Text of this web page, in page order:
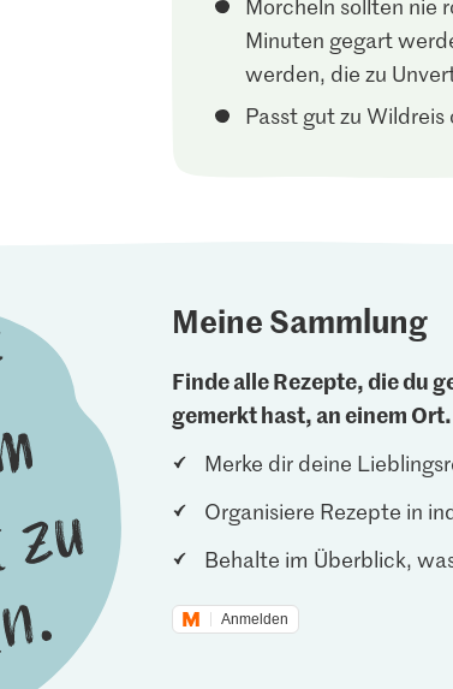
Morcheln sollten nie
Minuten gegart
werden, die zu
Passt gut zu
Meine Sammlung
Finde alle Rezepte, die du
gemerkt hast, an einem Ort.
Merke dir deine
Organisiere Rezepte in
Behalte im Überblick,
Anmelden